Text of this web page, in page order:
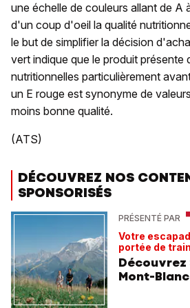
une échelle de couleurs allant de A
d'un coup d'oeil la qualité
le but de simplifier la décision
vert indique que le produit présente
nutritionnelles particulièrement
un E rouge est synonyme de
moins bonne qualité.
(ATS)
DÉCOUVREZ NOS
SPONSORISÉS
PRÉSENTÉ PAR
Votre
portée de train
Mont-Blanc